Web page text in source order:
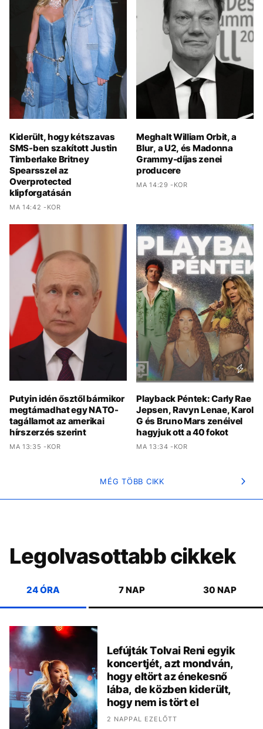
Kiderült, hogy kétszavas
SMS-ben szakított Justin
Timberlake Britney
Spearsszel az
Overprotected
klipforgatásán
MA 14:42 -KOR
Meghalt William Orbit, a
Blur, a U2, és Madonna
Grammy-díjas zenei
producere
MA 14:29 -KOR
Putyin idén ősztől bármikor
megtámadhat egy NATO-
tagállamot az amerikai
hírszerzés szerint
MA 13:35 -KOR
Playback Péntek: Carly Rae
Jepsen, Ravyn Lenae, Karol
G és Bruno Mars zenéivel
hagyjuk ott a 40 fokot
MA 13:34 -KOR
MÉG TÖBB CIKK
Legolvasottabb cikkek
24 ÓRA 7 NAP 30 NAP
Lefújták Tolvai Reni egyik
koncertjét, azt mondván,
hogy eltört az énekesnő
lába, de közben kiderült,
hogy nem is tört el
2 NAPPAL EZELŐTT